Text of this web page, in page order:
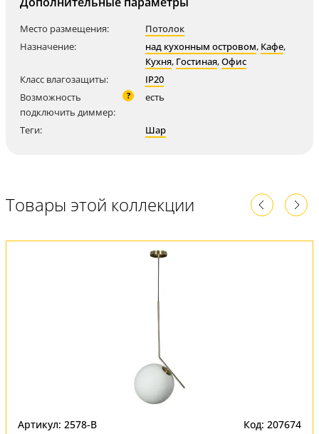
Место размещения:
Потолок
Назначение:
над кухонным островом, Кафе,
Кухня, Гостиная,Офис
Класс влагозащиты:
IP20
Возможность
подключить диммер:
? есть
Теги: Шар
Товары этой коллекции
Артикул: 2578-B Код: 207674